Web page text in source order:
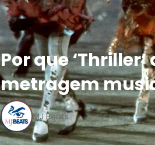
Por que
metragem
MJ Beats